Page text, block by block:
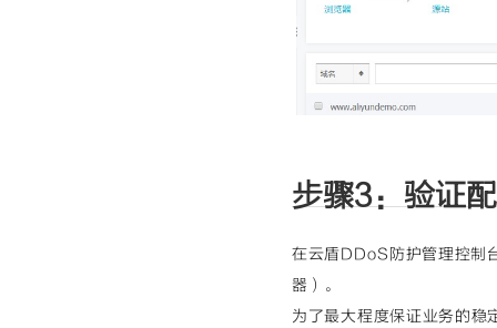
步骤3：验证
在云盾DDoS防护管理控制
器）。
为了最大程度保证业务的稳